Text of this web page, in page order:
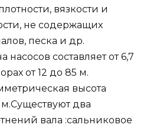
вязкости и
не содержащих
песка и др.
составляет от 6,7
от 12 до 85 м.
высота
м.Существуют два
вала :сальниковое